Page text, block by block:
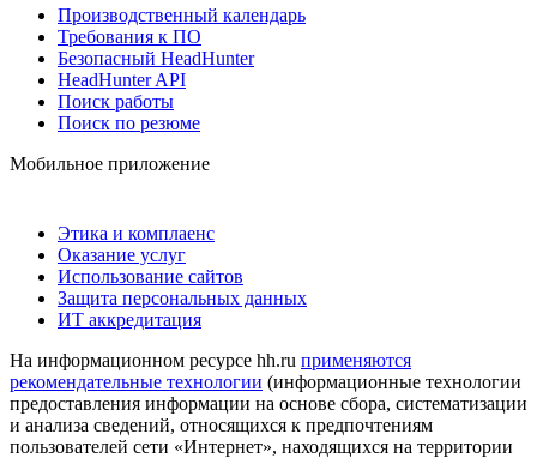
Производственный календарь
Требования к ПО
Безопасный HeadHunter
HeadHunter API
Поиск работы
Поиск по резюме
Мобильное приложение
Этика и комплаенс
Оказание услуг
Использование сайтов
Защита персональных данных
ИТ аккредитация
На информационном ресурсе hh.ru применяются
рекомендательные технологии (информационные технологии
предоставления информации на основе сбора, систематизации
и анализа сведений, относящихся к предпочтениям
пользователей сети «Интернет», находящихся на территории